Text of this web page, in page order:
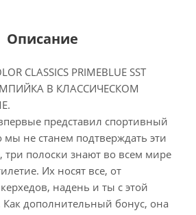
Описание
CLASSICS PRIMEBLUE SST
В КЛАССИЧЕСКОМ
представил спортивный
не станем подтверждать эти
три полоски знают во всем мире
Их носят все, от
надень и ты с этой
дополнительный бонус, она